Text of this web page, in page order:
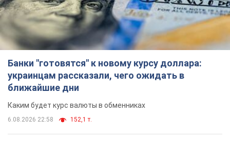
Каким будет курс валюты в обменниках
6.08.2026 22:58 152,1 т.
Украинцам обещают по 850 грн от
мобильных операторов: что не так с
этими сообщениями
Как не попасть в ловушку мошенников
6.08.2026 21:02 16,8 т.
Самый дорогой футболист